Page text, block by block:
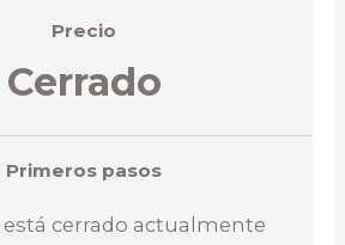
Precio
Cerrado
Primeros pasos
está cerrado actualmente